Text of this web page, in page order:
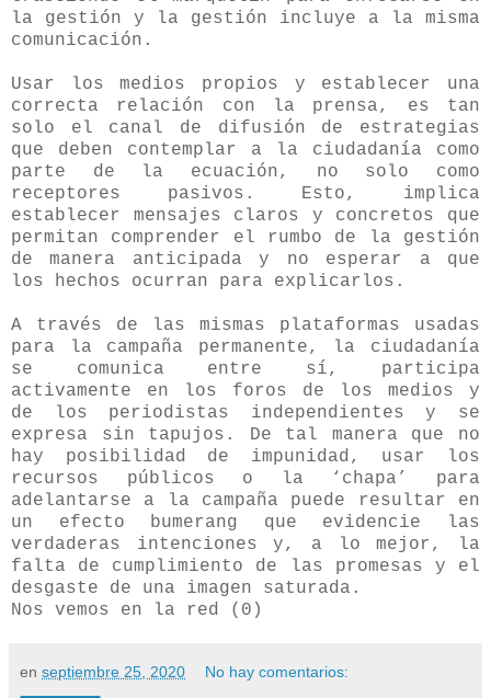
la gestión y la gestión incluye a la misma
comunicación.
Usar los medios propios y establecer una
correcta relación con la prensa, es tan
solo el canal de difusión de estrategias
que deben contemplar a la ciudadanía como
parte de la ecuación, no solo como
receptores pasivos. Esto, implica
establecer mensajes claros y concretos que
permitan comprender el rumbo de la gestión
de manera anticipada y no esperar a que
los hechos ocurran para explicarlos.
A través de las mismas plataformas usadas
para la campaña permanente, la ciudadanía
se comunica entre sí, participa
activamente en los foros de los medios y
de los periodistas independientes y se
expresa sin tapujos. De tal manera que no
hay posibilidad de impunidad, usar los
recursos públicos o la ‘chapa’ para
adelantarse a la campaña puede resultar en
un efecto bumerang que evidencie las
verdaderas intenciones y, a lo mejor, la
falta de cumplimiento de las promesas y el
desgaste de una imagen saturada.
Nos vemos en la red (0)
en septiembre 25, 2020 No hay comentarios: